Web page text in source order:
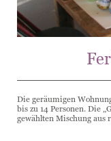
Die geräumigen
bis zu 14 Personen. Die
gewählten Mischung aus